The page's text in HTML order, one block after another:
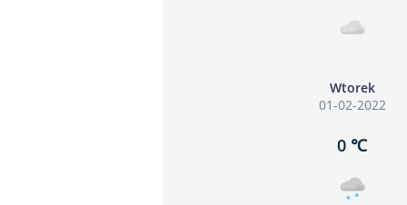
Wtorek
01-02-2022
0 ℃